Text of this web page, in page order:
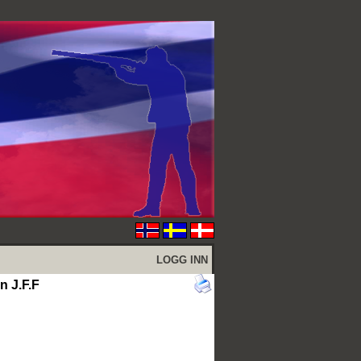
LOGG INN
J.F.F